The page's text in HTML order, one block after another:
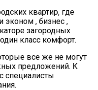
квартир, где
эконом , бизнес ,
загородных
класс комфорт.
все же не могут
предложений. К
специалисты